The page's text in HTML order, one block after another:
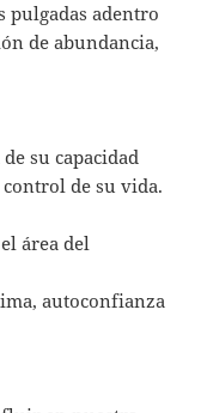
pulgadas adentro
de abundancia,
su capacidad
de su vida.
área del
autoconfianza